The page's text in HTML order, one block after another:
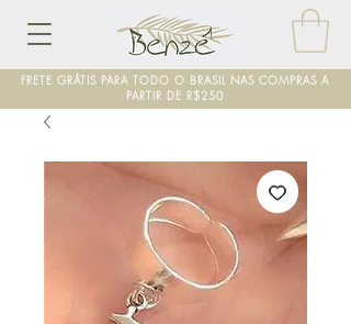
FRETE GRÁTIS PARA TODO O BRASIL NAS COMPRAS A
PARTIR DE R$250